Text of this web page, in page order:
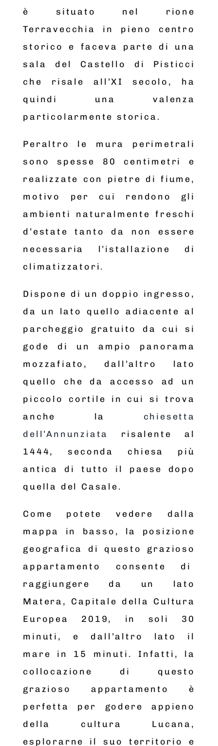
è situato nel rione
Terravecchia in pieno centro
storico e faceva parte di una
sala del Castello di Pisticci
che risale all’XI secolo, ha
quindi una valenza
particolarmente storica.
Peraltro le mura perimetrali
sono spesse 80 centimetri e
realizzate con pietre di fiume,
motivo per cui rendono gli
ambienti naturalmente freschi
d’estate tanto da non essere
necessaria l’istallazione di
climatizzatori.
Dispone di un doppio ingresso,
da un lato quello adiacente al
parcheggio gratuito da cui si
gode di un ampio panorama
mozzafiato, dall’altro lato
quello che da accesso ad un
piccolo cortile in cui si trova
anche la chiesetta
dell’Annunziata
risalente al
1444, seconda chiesa più
antica di tutto il paese dopo
quella del Casale.
Come potete vedere dalla
mappa in basso, la posizione
geografica di questo grazioso
appartamento consente di
raggiungere da un lato
Matera, Capitale della Cultura
Europea 2019, in soli 30
minuti, e dall’altro lato il
mare in 15 minuti. Infatti, la
collocazione di questo
grazioso appartamento è
perfetta per godere appieno
della cultura Lucana,
esplorarne il suo territorio e